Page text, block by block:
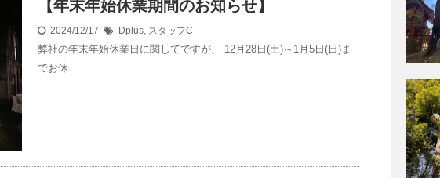
【年末年始休業期間のお知らせ】
2024/12/17 Dplus, スタッフC
弊社の年末年始休業日に関してですが、 12月28日(土)～1月5日(日)ま
でお休 …